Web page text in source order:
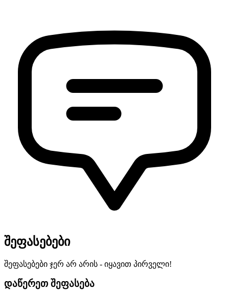
შეფასებები
შეფასებები ჯერ არ არის - იყავით პირველი!
დაწერეთ შეფასება